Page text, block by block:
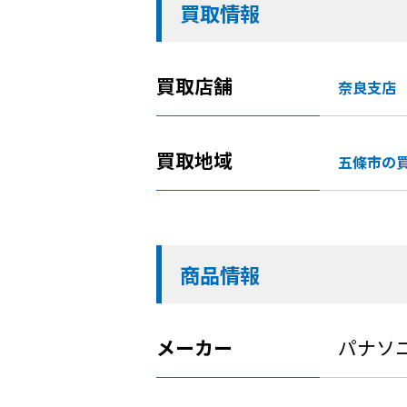
買取情報
買取店舗 奈良支店
買取地域 五條市の
商品情報
メーカー パナソ